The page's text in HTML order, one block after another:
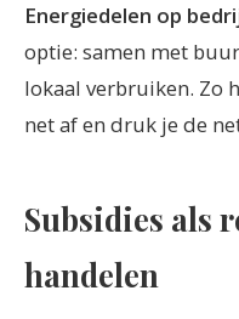
Energiedelen op
optie: samen met
lokaal verbruiken. Zo
net af en druk je de
Subsidies als
handelen